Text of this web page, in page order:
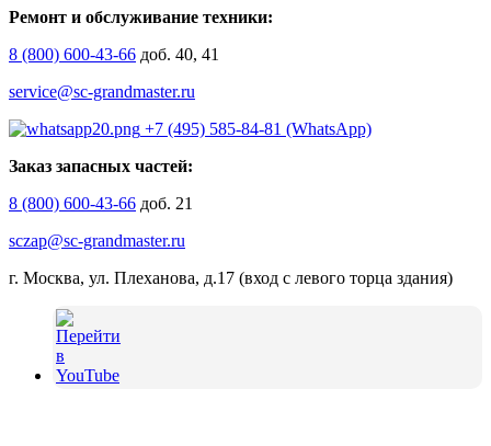
Ремонт и обслуживание техники:
8 (800) 600-43-66 доб. 40, 41
service@sc-grandmaster.ru
+7 (495) 585-84-81 (WhatsApp)
Заказ запасных частей:
8 (800) 600-43-66 доб. 21
sczap@sc-grandmaster.ru
г. Москва, ул. Плеханова, д.17 (вход с левого торца здания)